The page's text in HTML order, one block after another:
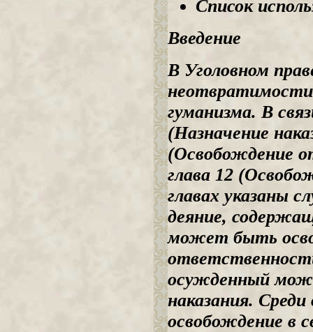
Список
Введение
В Уголовном
неотвратимости
гуманизма. В
(Назначение
(Освобождение
глава 12
главах указаны
деяние,
может быть
осужденный
наказания.
освобождение в